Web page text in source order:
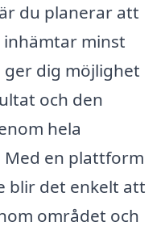
du planerar att
minst
dig möjlighet
och den
hela
en plattform
blir det enkelt att
området och